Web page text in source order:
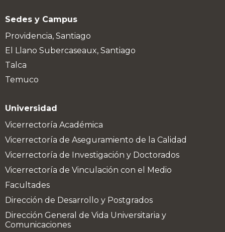
Sedes y Campus
Providencia, Santiago
El Llano Subercaseaux, Santiago
Talca
Temuco
Universidad
Vicerrectoría Académica
Vicerrectoría de Aseguramiento de la Calidad
Vicerrectoría de Investigación y Doctorados
Vicerrectoría de Vinculación con el Medio
Facultades
Dirección de Desarrollo y Postgrados
Dirección General de Vida Universitaria y
Comunicaciones